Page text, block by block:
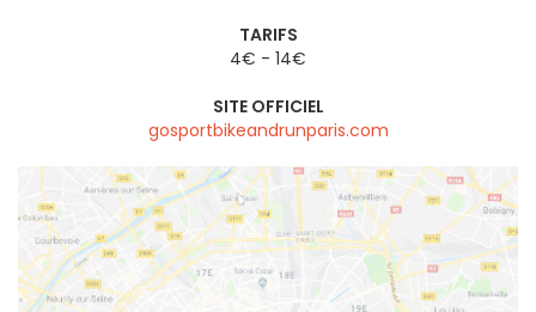
TARIFS
4€ - 14€
SITE OFFICIEL
gosportbikeandrunparis.com